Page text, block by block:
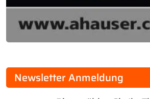
Newsletter Anmeldung